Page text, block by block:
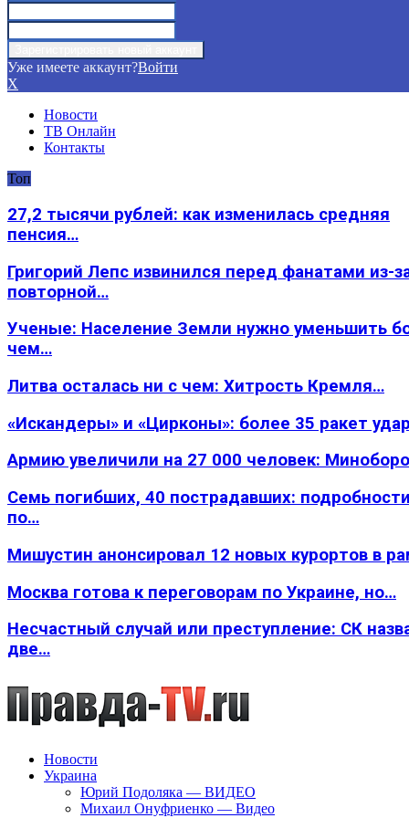
Уже имеете аккаунт?Войти
X
Новости
ТВ Онлайн
Контакты
Топ
27,2 тысячи рублей: как изменилась средняя
пенсия…
Григорий Лепс извинился перед фанатами из-
повторной…
Ученые: Население Земли нужно уменьшить
чем…
Литва осталась ни с чем: Хитрость Кремля…
«Искандеры» и «Цирконы»: более 35 ракет
Армию увеличили на 27 000 человек:
Семь погибших, 40 пострадавших:
по…
Мишустин анонсировал 12 новых курортов в
Москва готова к переговорам по Украине, но…
Несчастный случай или преступление: СК
две…
Новости
Украина
Юрий Подоляка — ВИДЕО
Михаил Онуфриенко — Видео